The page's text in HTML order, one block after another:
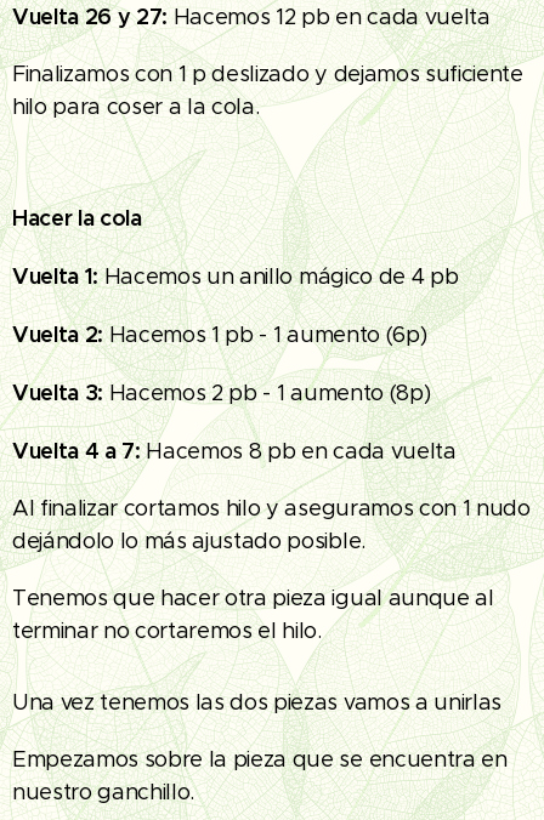
Vuelta 26 y 27: Hacemos 12 pb en cada vuelta
Finalizamos con 1 p deslizado y dejamos suficiente
hilo para coser a la cola.
Hacer la cola
Vuelta 1:Hacemos un anillo mágico de 4 pb
Vuelta 2:Hacemos 1 pb - 1 aumento (6p)
Vuelta 3:Hacemos 2 pb - 1 aumento (8p)
Vuelta 4 a 7:Hacemos 8 pb en cada vuelta
Al finalizar cortamos hilo y aseguramos con 1 nudo
dejándolo lo más ajustado posible.
Tenemos que hacer otra pieza igual aunque al
terminar no cortaremos el hilo.
Una vez tenemos las dos piezas vamos a unirlas
Empezamos sobre la pieza que se encuentra en
nuestro ganchillo.